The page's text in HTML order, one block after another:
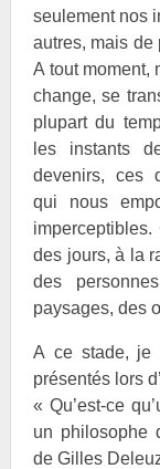
seulement nos
autres, mais de
A tout moment,
change, se
plupart du
les instants
devenirs, ces
qui nous
des jours, à la
des
paysages, des
A ce stade, je
présentés lors
« Qu’est-ce
un philosophe
de Gilles